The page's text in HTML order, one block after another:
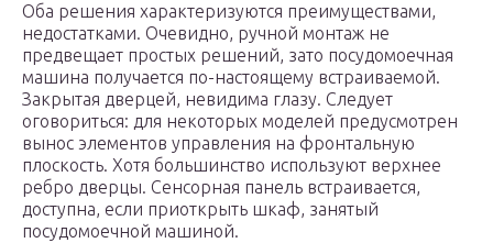
Оба решения характеризуются преимуществами,
недостатками. Очевидно, ручной монтаж не
предвещает простых решений, зато посудомоечная
машина получается по-настоящему встраиваемой.
Закрытая дверцей, невидима глазу. Следует
оговориться: для некоторых моделей предусмотрен
вынос элементов управления на фронтальную
плоскость. Хотя большинство используют верхнее
ребро дверцы. Сенсорная панель встраивается,
доступна, если приоткрыть шкаф, занятый
посудомоечной машиной.